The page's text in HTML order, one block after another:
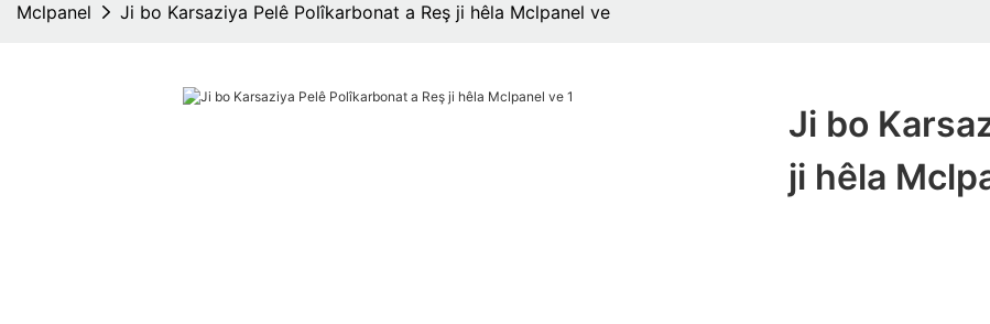
Mclpanel Ji bo Karsaziya Pelê Polîkarbonat a Reş ji hêla Mclpanel ve
Ji bo
ji hêla